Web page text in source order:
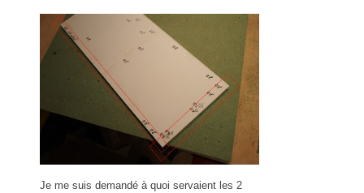
Je me suis demandé à quoi servaient les 2